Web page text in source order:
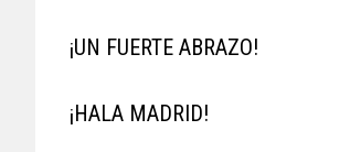
¡UN FUERTE ABRAZO!
¡HALA MADRID!